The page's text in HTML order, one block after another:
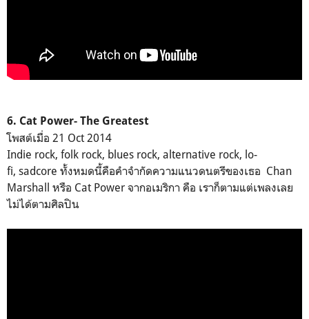
6. Cat Power- The Greatest
โพสต์เมื่อ 21 Oct 2014
Indie rock, folk rock, blues rock, alternative rock, lo-
fi, sadcore ทั้งหมดนี้คือคำจำกัดความแนวดนตรีของเธอ Chan
Marshall หรือ Cat Power จากอเมริกา คือ เราก็ตามแต่เพลงเลย
ไม่ได้ตามศิลปิน